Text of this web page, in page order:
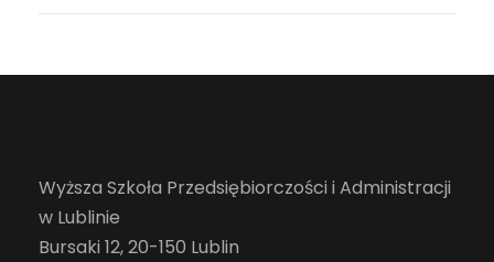
Wyższa Szkoła Przedsiębiorczości i Administracji
w Lublinie
Bursaki 12, 20-150 Lublin